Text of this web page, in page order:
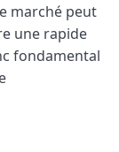
marché peut
une rapide
fondamental